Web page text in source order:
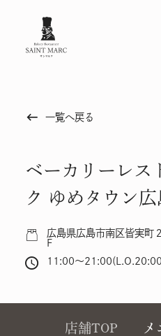
keyboard_backspace 一覧へ戻る
ベーカリーレス
ク ゆめタウン広
広島県広島市南区皆実町
F
11:00～
店舗TOP メ